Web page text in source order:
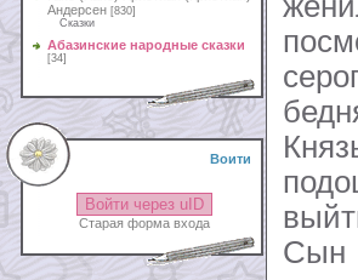
Андерсен [830]
Сказки
Абазинские народные сказки
[34]
Воити
Войти через uID
Старая форма входа
Сын